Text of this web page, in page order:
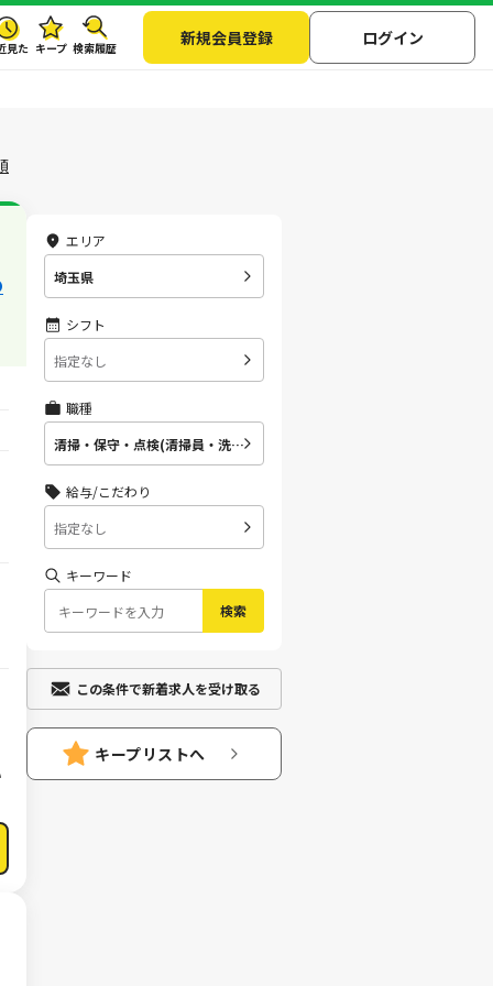
見た キープ 検索履歴 新規会員登録 ログイン
エリア
埼玉県
シフト
指定なし
職種
清掃・保守・点検(清掃員・洗浄スタッフ)
給与/こだわり
指定なし
キーワード
検索
この条件で新着求人を受け取る
キープリストへ